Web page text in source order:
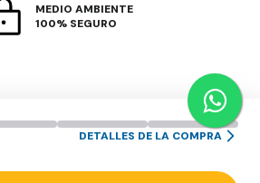
DETALLES DE LA COMPRA
MEDIO AMBIENTE
100% SEGURO